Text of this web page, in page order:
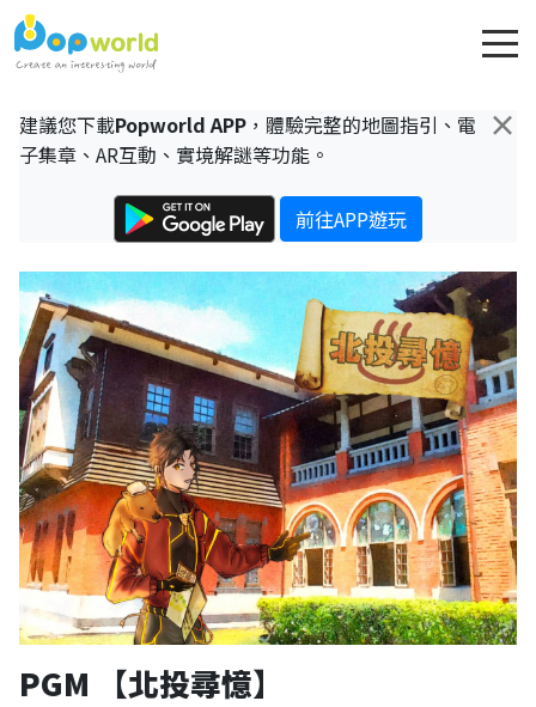
×
建議您下載Popworld APP ，體驗完整的地圖指引、電
子集章、AR互動、實境解謎等功能。
前往APP遊玩
PGM 【北投尋憶】